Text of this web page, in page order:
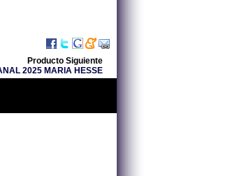
Producto Siguiente
2025 MARIA HESSE